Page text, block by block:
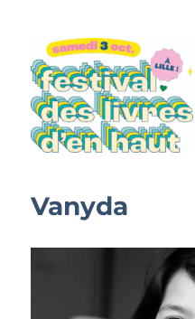
Vanyda